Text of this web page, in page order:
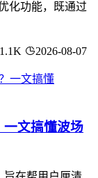
化功能，既通过
1.1K 2026-08-07
文搞懂波场